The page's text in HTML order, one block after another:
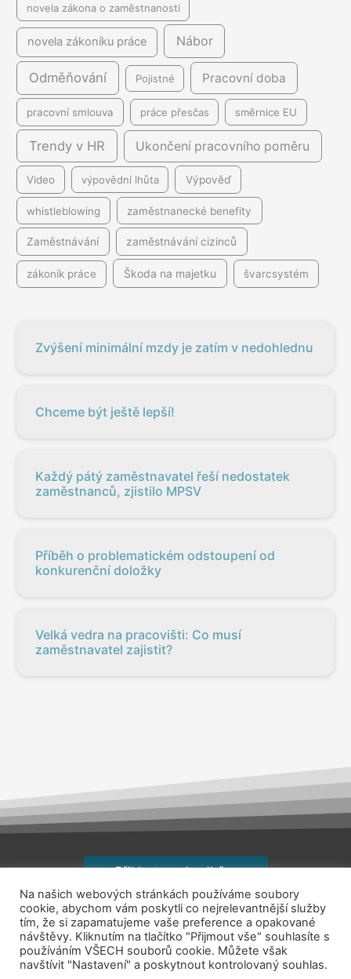
novela zákona o zaměstnanosti
novela zákoníku práce Nábor
Odměňování Pojistné Pracovní doba
pracovní smlouva práce přesčas směrnice EU
Trendy v HR Ukončení pracovního poměru
Video výpovědní lhůta Výpověď
whistleblowing zaměstnanecké benefity
Zaměstnávání zaměstnávání cizinců
zákoník práce Škoda na majetku švarcsystém
Zvýšení minimální mzdy je zatím v nedohlednu
Chceme být ještě lepší!
Každý pátý zaměstnavatel řeší nedostatek
zaměstnanců, zjistilo MPSV
Příběh o problematickém odstoupení od
konkurenční doložky
Velká vedra na pracovišti: Co musí
zaměstnavatel zajistit?
Přihlaste se k odběru
Copyright © 2026jsemhrdoprace.cz
Obchodní podmínky
Na našich webových stránkách používáme soubory
cookie, abychom vám poskytli co nejrelevantnější služby
tím, že si zapamatujeme vaše preference a opakované
návštěvy. Kliknutím na tlačítko "Přijmout vše" souhlasíte s
používáním VŠECH souborů cookie. Můžete však
navštívit "Nastavení" a poskytnout kontrolovaný souhlas.